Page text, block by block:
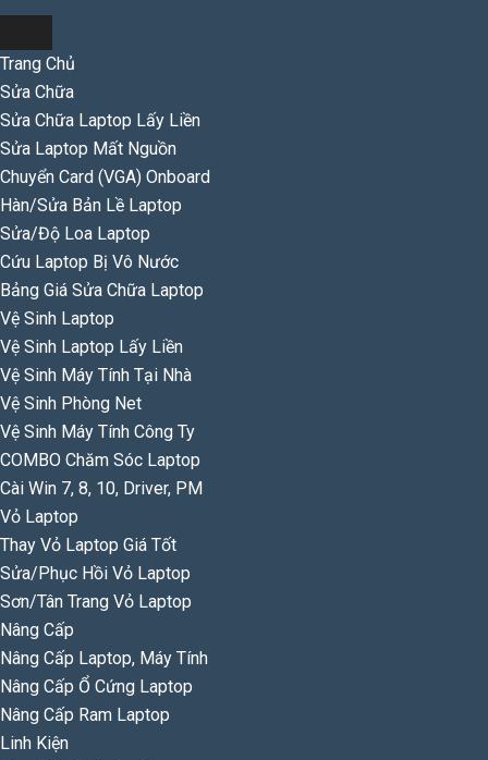
Trang Chủ
Sửa Chữa
Sửa Chữa Laptop Lấy Liền
Sửa Laptop Mất Nguồn
Chuyển Card (VGA) Onboard
Hàn/Sửa Bản Lề Laptop
Sửa/Độ Loa Laptop
Cứu Laptop Bị Vô Nước
Bảng Giá Sửa Chữa Laptop
Vệ Sinh Laptop
Vệ Sinh Laptop Lấy Liền
Vệ Sinh Máy Tính Tại Nhà
Vệ Sinh Phòng Net
Vệ Sinh Máy Tính Công Ty
COMBO Chăm Sóc Laptop
Cài Win 7, 8, 10, Driver, PM
Vỏ Laptop
Thay Vỏ Laptop Giá Tốt
Sửa/Phục Hồi Vỏ Laptop
Sơn/Tân Trang Vỏ Laptop
Nâng Cấp
Nâng Cấp Laptop, Máy Tính
Nâng Cấp Ổ Cứng Laptop
Nâng Cấp Ram Laptop
Linh Kiện